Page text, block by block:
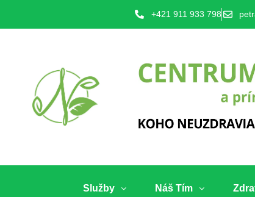
+421 911 933 798
Služby Náš Tím